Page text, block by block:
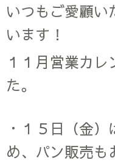
いつもご愛顧
います！
１１月営業カ
た。
・１５日（金
め、パン販売も